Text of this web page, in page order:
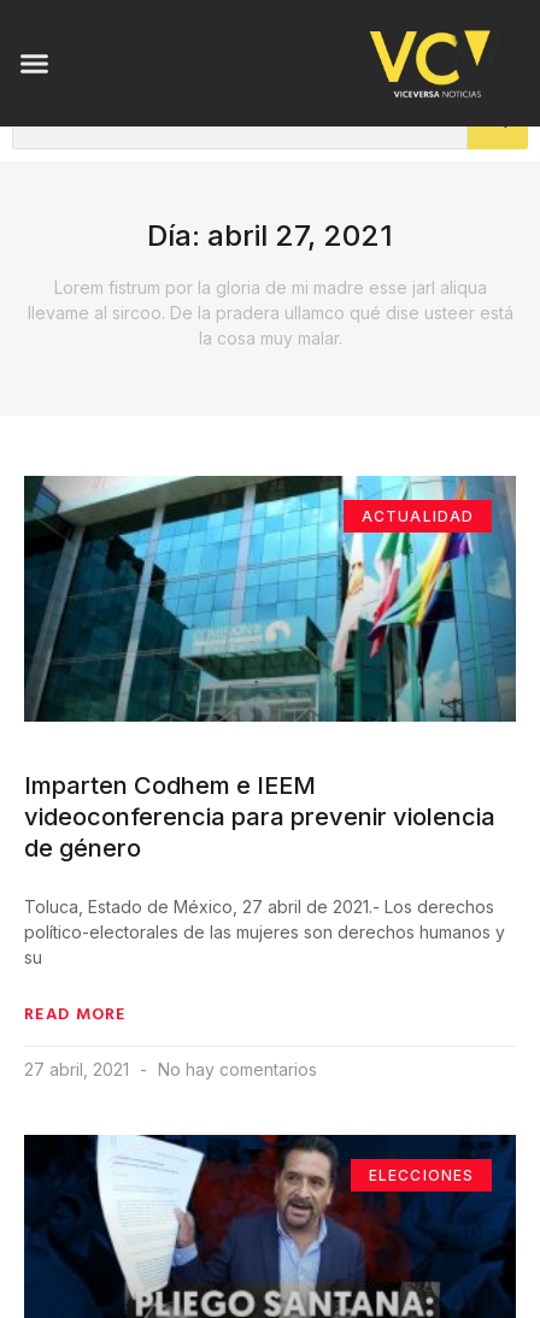
Día: abril 27, 2021
Lorem fistrum por la gloria de mi madre esse jarl aliqua
llevame al sircoo. De la pradera ullamco qué dise usteer está
la cosa muy malar.
ACTUALIDAD
Imparten Codhem e IEEM
videoconferencia para prevenir violencia
de género
Toluca, Estado de México, 27 abril de 2021.- Los derechos
político-electorales de las mujeres son derechos humanos y
su
READ MORE
27 abril, 2021 No hay comentarios
ELECCIONES